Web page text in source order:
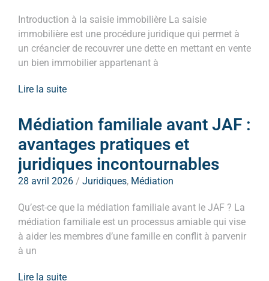
Introduction à la saisie immobilière La saisie
immobilière est une procédure juridique qui permet à
un créancier de recouvrer une dette en mettant en vente
un bien immobilier appartenant à
Lire la suite
Médiation familiale avant JAF :
avantages pratiques et
juridiques incontournables
28 avril 2026 / Juridiques, Médiation
Qu’est-ce que la médiation familiale avant le JAF ? La
médiation familiale est un processus amiable qui vise
à aider les membres d’une famille en conflit à parvenir
à un
Lire la suite